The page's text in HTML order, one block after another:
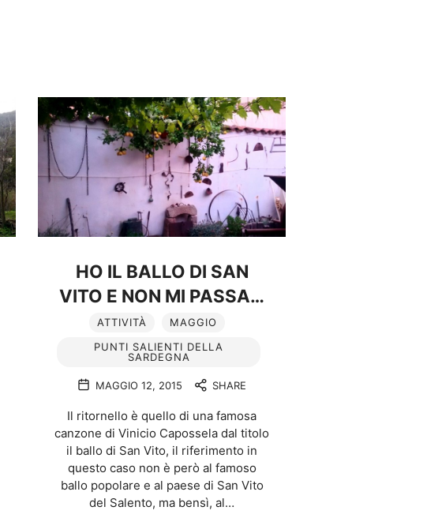
HO IL BALLO DI SAN
VITO E NON MI PASSA…
ATTIVITÀ
MAGGIO
PUNTI SALIENTI DELLA
SARDEGNA
MAGGIO 12, 2015 SHARE
Il ritornello è quello di una famosa
canzone di Vinicio Capossela dal titolo
il ballo di San Vito, il riferimento in
questo caso non è però al famoso
ballo popolare e al paese di San Vito
del Salento, ma bensì, al…